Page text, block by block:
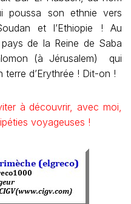
poussa son ethnie vers
et l’Ethiopie ! Au
de la Reine de Saba
(à Jérusalem) qui
d’Erythrée ! Dit-on !
à découvrir, avec moi,
voyageuses !